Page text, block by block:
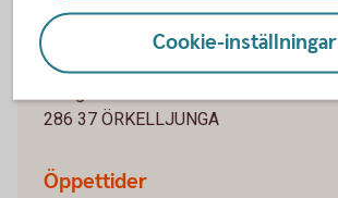
Besöks- och postadress
286 37 ÖRKELLJUNGA
Öppettider
Cookie-inställningar